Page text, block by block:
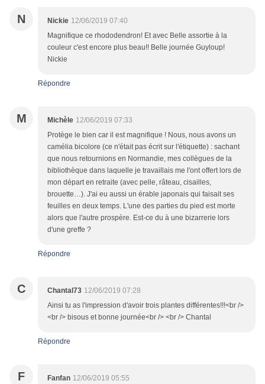
N Nickie 12/06/2019 07:40
Magnifique ce rhododendron! Et avec Belle assortie à la
couleur c'est encore plus beau!! Belle journée Guyloup!
Nickie
Répondre
M Michèle 12/06/2019 07:33
Protège le bien car il est magnifique ! Nous, nous avons un
camélia bicolore (ce n'était pas écrit sur l'étiquette) : sachant
que nous retournions en Normandie, mes collègues de la
bibliothèque dans laquelle je travaillais me l'ont offert lors de
mon départ en retraite (avec pelle, râteau, cisailles,
brouette…). J'ai eu aussi un érable japonais qui faisait ses
feuilles en deux temps. L'une des parties du pied est morte
alors que l'autre prospère. Est-ce du à une bizarrerie lors
d'une greffe ?
Répondre
C Chantal73 12/06/2019 07:28
Ainsi tu as l'impression d'avoir trois plantes différentes!!!<br />
<br /> bisous et bonne journée<br /> <br /> Chantal
Répondre
F Fanfan 12/06/2019 05:55